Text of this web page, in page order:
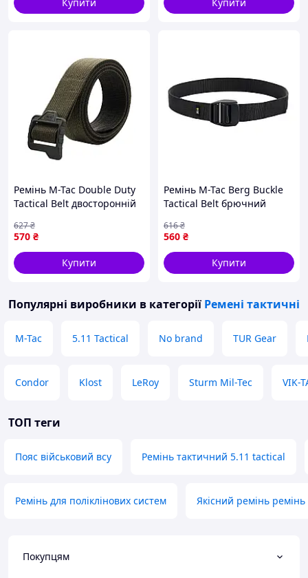
Ремінь M-Tac Double Duty
Tactical Belt двосторонній
Olive/Black 2XL {1006-piho}
570 ₴
627₴
Купити
Ремінь M-Tac Berg Buckle
Tactical Belt брючний
Black 2XL/3XL 1
560 ₴
616₴
Купити
Популярні виробники в категорії Ремені тактичні
M-Tac 5.11 Tactical No brand TUR Gear
Condor Klost LeRoy Sturm Mil-Tec VIK-
ТОП теги
Пояс військовий всу Ремінь тактичний 5.11 tactical
Ремінь для поліклінових систем Якісний ремінь
Покупцям